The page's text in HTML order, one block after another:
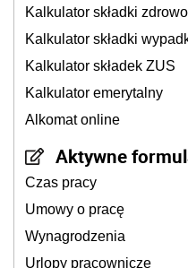
Kalkulator składki
Kalkulator składki
Kalkulator składek ZUS
Kalkulator emerytalny
Alkomat online
Aktywne
Czas pracy
Umowy o pracę
Wynagrodzenia
Urlopy pracownicze